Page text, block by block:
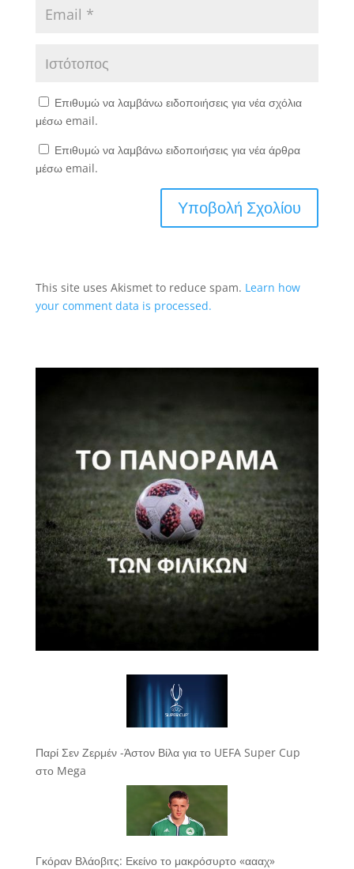
Επιθυμώ να λαμβάνω ειδοποιήσεις για νέα σχόλια
μέσω email.
Επιθυμώ να λαμβάνω ειδοποιήσεις για νέα άρθρα
μέσω email.
This site uses Akismet to reduce spam. Learn how
your comment data is processed.
Παρί Σεν Ζερμέν -Άστον Βίλα για το UEFA Super Cup
στο Mega
Γκόραν Βλάοβιτς: Εκείνο το μακρόσυρτο «αααχ»